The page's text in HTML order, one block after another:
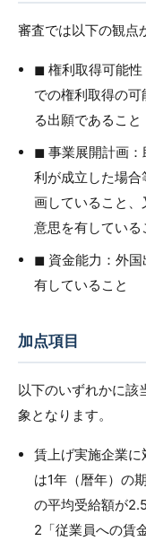
審査では以下の観点
◼︎ 権利取得可能性
での権利取得の
る出願であること
◼︎ 事業展開計画
利が成立した場
画していること
意思を有している
◼︎ 資金能力：外国
有していること
加点項目
以下のいずれかに該
象となります。
賃上げ実施企業に
は1年（暦年）の
の平均受給額が
2「従業員への賃